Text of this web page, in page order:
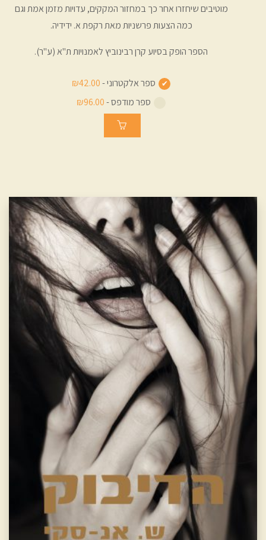
מוטיבים שיחזרו אחר כך במחזור המקקים, עדויות מזמן אמת וגם
כמה הצעות פרשניות מאת רקפת א. ידידיה.
הספר הופק בסיוע קרן רבינוביץ לאמנויות ת"א (ע"ר).
ספר אלקטרוני -₪42.00
ספר מודפס -₪96.00